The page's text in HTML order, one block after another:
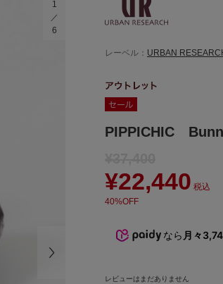
1
6
レーベル： URBAN
PIPPICHIC
¥22,440 税込
40%OFF
なら 月々
レビューはまだありません